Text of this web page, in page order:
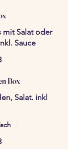
mit Salat oder
Sauce
Box
Salat. inkl